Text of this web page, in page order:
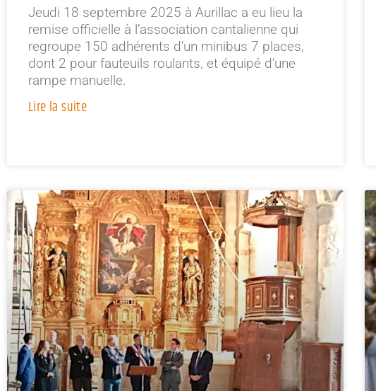
Jeudi 18 septembre 2025 à Aurillac a eu lieu la
remise officielle à l’association cantalienne qui
regroupe 150 adhérents d’un minibus 7 places,
dont 2 pour fauteuils roulants, et équipé d’une
rampe manuelle.
Lire la suite